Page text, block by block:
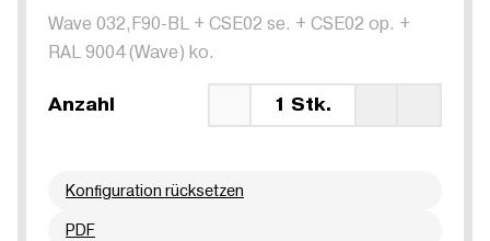
Wave 032,F90-BL + CSE02 se. + CSE02 op. +
RAL 9004 (Wave) ko.
Anzahl 1 Stk.
Konfiguration rücksetzen
PDF